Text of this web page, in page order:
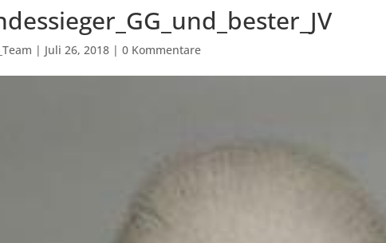
| Juli 26, 2018 |0 Kommentare